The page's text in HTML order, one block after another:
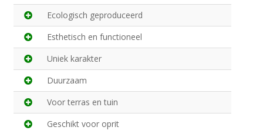
Ecologisch geproduceerd
Esthetisch en functioneel
Uniek karakter
Duurzaam
Voor terras en tuin
Geschikt voor oprit